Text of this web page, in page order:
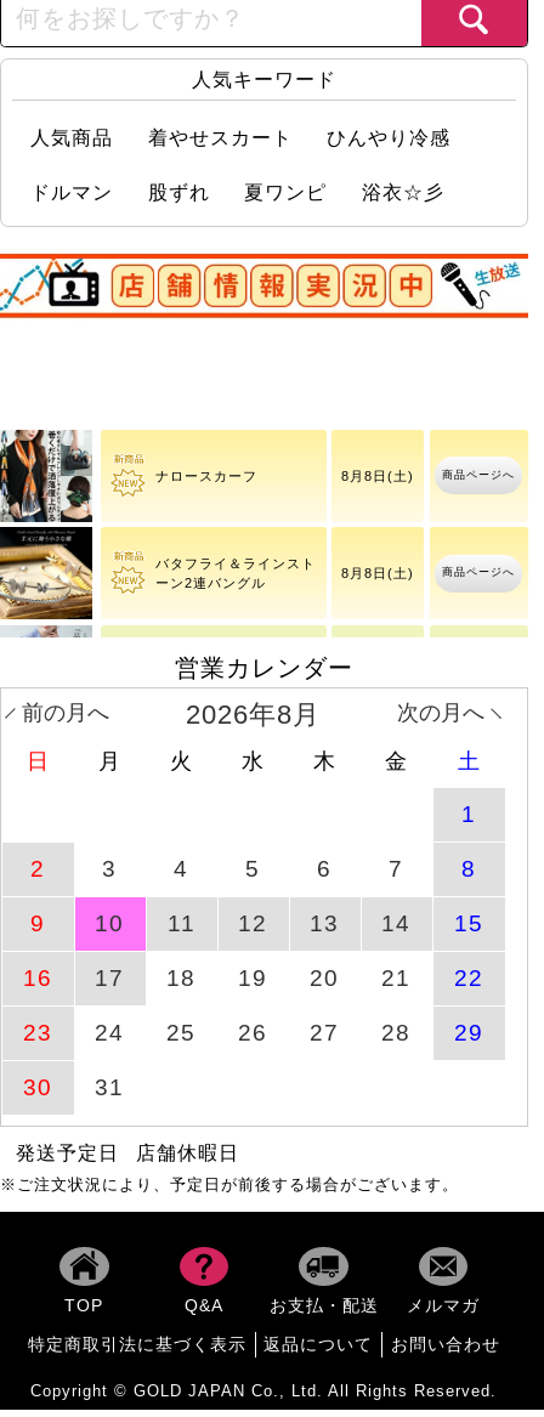
人気キーワード
人気商品 着やせスカート ひんやり冷感
ドルマン 股ずれ 夏ワンピ 浴衣☆彡
店舗情報実況中
ナロースカーフ 8月8日(土) 商品ページへ
バタフライ＆ラインスト
ーン2連バングル
8月8日(土) 商品ページへ
ワッシャーシアーロング
シャツ
8月10日(月)
ラインストーンブレスレ
8月8日(土) 商品ページへ
ワン
8月10日(月)
商品ページへ
3時54分
大きいサイズレディース
商品ページへ
大きいサイズ レディース
トッ
ワン
8月10日(月)
3時54分
商品ページへ
シンプルバングル 8月8日(土) 商品ページへ
営業カレンダー
前の月へ 次の月へ
2026年8月
日 月 火 水 木 金 土
1
2 3 4 5 6 7 8
9 10 11 12 13 14 15
16 17 18 19 20 21 22
23 24 25 26 27 28 29
30 31
発送予定日 店舗休暇日
※ご注文状況により、予定日が前後する場合がございます。
TOP Q&A お支払・配送 メルマガ
特定商取引法に基づく表示 返品について お問い合わせ
Copyright © GOLD JAPAN Co., Ltd. All Rights Reserved.